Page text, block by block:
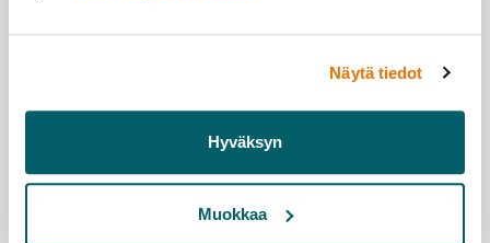
Näytä tiedot
Hyväksyn
Muokkaa
KUUNTELE JAKSO
UNIVERSUMIN ASIALLA -PODCAST
Tiede-